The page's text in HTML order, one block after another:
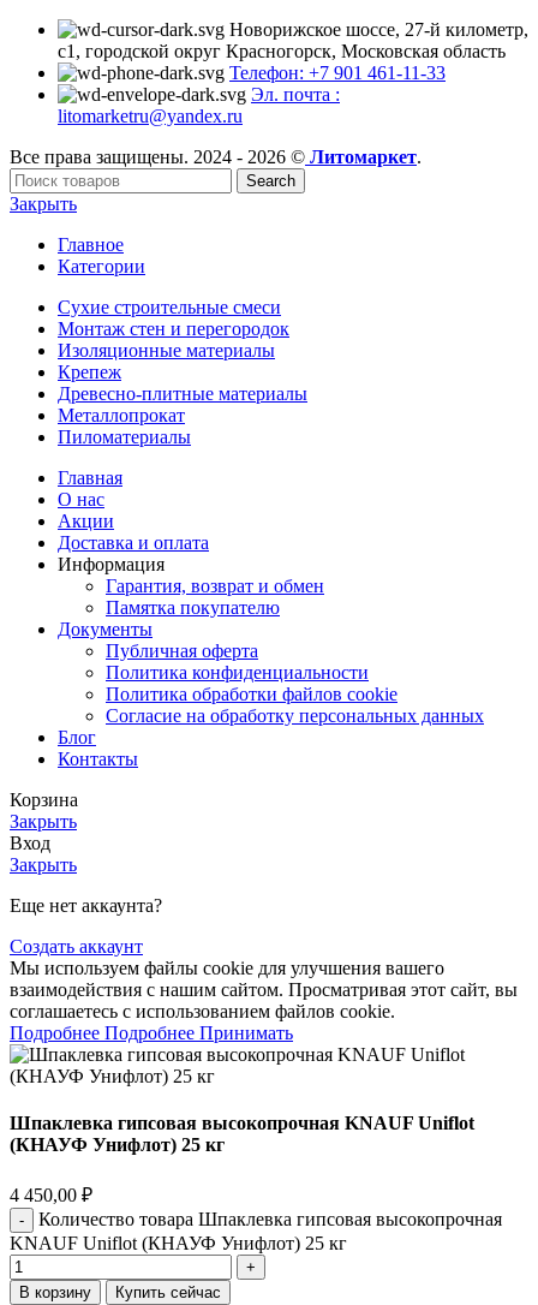
Новорижское шоссе, 27-й километр,
с1, городской округ Красногорск, Московская область
Телефон: +7 901 461-11-33
Эл. почта :
litomarketru@yandex.ru
Все права защищены. 2024 - 2026 © Литомаркет.
Search
Закрыть
Главное
Категории
Сухие строительные смеси
Монтаж стен и перегородок
Изоляционные материалы
Крепеж
Древесно-плитные материалы
Металлопрокат
Пиломатериалы
Главная
О нас
Акции
Доставка и оплата
Информация
Гарантия, возврат и обмен
Памятка покупателю
Документы
Публичная оферта
Политика конфиденциальности
Политика обработки файлов cookie
Согласие на обработку персональных данных
Блог
Контакты
Корзина
Закрыть
Вход
Закрыть
Еще нет аккаунта?
Создать аккаунт
Мы используем файлы cookie для улучшения вашего
взаимодействия с нашим сайтом. Просматривая этот сайт, вы
соглашаетесь с использованием файлов cookie.
Подробнее Подробнее Принимать
Шпаклевка гипсовая высокопрочная KNAUF Uniflot
(КНАУФ Унифлот) 25 кг
4 450,00 ₽
Количество товара Шпаклевка гипсовая высокопрочная
KNAUF Uniflot (КНАУФ Унифлот) 25 кг
В корзину Купить сейчас